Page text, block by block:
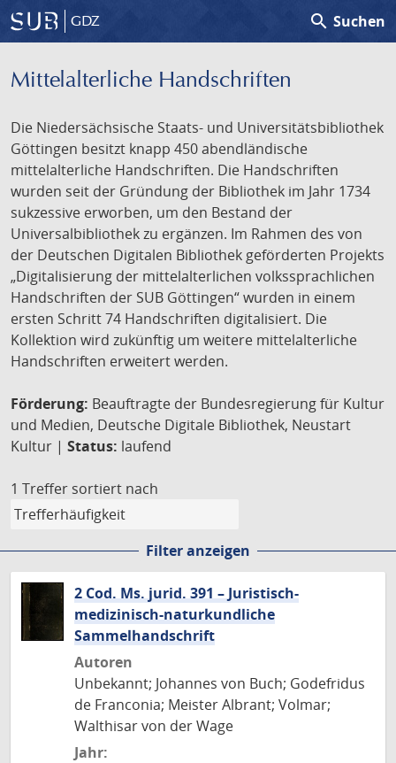
GDZ search Suchen
Mittelalterliche Handschriften
Die Niedersächsische Staats- und Universitätsbibliothek
Göttingen besitzt knapp 450 abendländische
mittelalterliche Handschriften. Die Handschriften
wurden seit der Gründung der Bibliothek im Jahr 1734
sukzessive erworben, um den Bestand der
Universalbibliothek zu ergänzen. Im Rahmen des von
der Deutschen Digitalen Bibliothek geförderten Projekts
„Digitalisierung der mittelalterlichen volkssprachlichen
Handschriften der SUB Göttingen“ wurden in einem
ersten Schritt 74 Handschriften digitalisiert. Die
Kollektion wird zukünftig um weitere mittelalterliche
Handschriften erweitert werden.
Förderung: Beauftragte der Bundesregierung für Kultur
und Medien, Deutsche Digitale Bibliothek, Neustart
Kultur | Status: laufend
1 Treffer sortiert nach
Filter anzeigen
2 Cod. Ms. jurid. 391 – Juristisch-
medizinisch-naturkundliche
Sammelhandschrift
Autoren
Unbekannt; Johannes von Buch; Godefridus
de Franconia; Meister Albrant; Volmar;
Walthisar von der Wage
Jahr: